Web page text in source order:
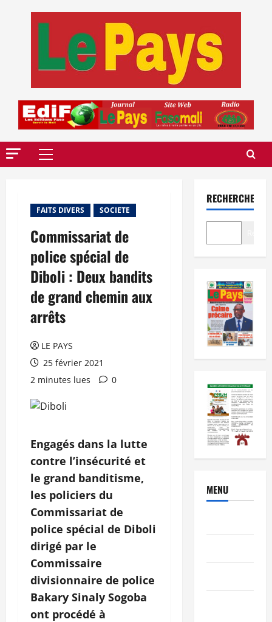
Menu
FAITS DIVERS SOCIETE
Commissariat de
police spécial de
Diboli : Deux bandits
de grand chemin aux
arrêts
LE PAYS
25 février 2021
2 minutes lues
0
Engagés dans la lutte
contre l’insécurité et
le grand banditisme,
les policiers du
Commissariat de
police spécial de Diboli
dirigé par le
Commissaire
divisionnaire de police
Bakary Sinaly Sogoba
ont procédé à
RECHERCHER
MENU